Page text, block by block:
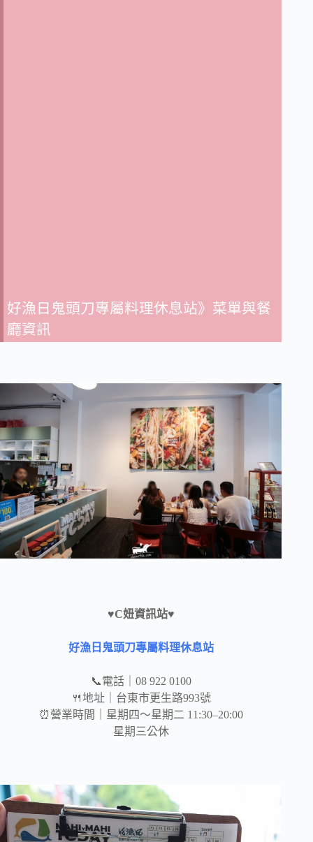
好漁日鬼頭刀專屬料理休息站》菜單與餐
廳資訊
♥C妞資訊站♥
好漁日鬼頭刀專屬料理休息站
📞電話｜08 922 0100
🍴地址｜台東市更生路993號
⏰營業時間｜星期四～星期二 11:30–20:00
星期三公休